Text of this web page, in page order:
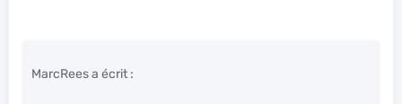
MarcRees a écrit :